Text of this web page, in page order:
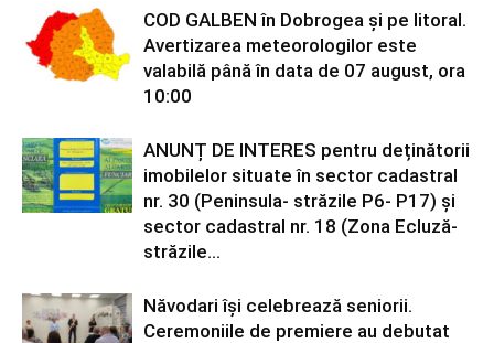
COD GALBEN în Dobrogea și pe litoral.
Avertizarea meteorologilor este
valabilă până în data de 07 august, ora
10:00
ANUNȚ DE INTERES pentru deținătorii
imobilelor situate în sector cadastral
nr. 30 (Peninsula- străzile P6- P17) și
sector cadastral nr. 18 (Zona Ecluză-
străzile...
Năvodari își celebrează seniorii.
Ceremoniile de premiere au debutat